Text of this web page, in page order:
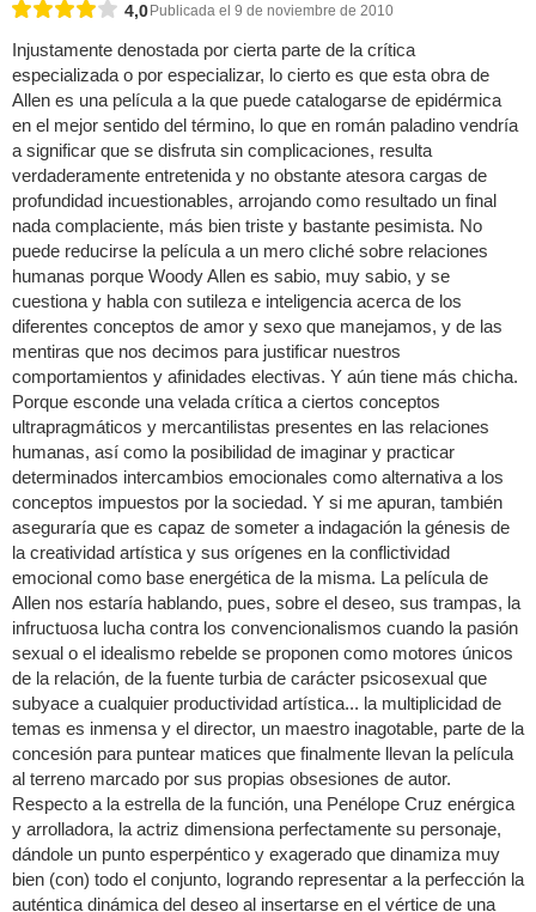
4,0 Publicada el 9 de noviembre de 2010
Injustamente denostada por cierta parte de la crítica
especializada o por especializar, lo cierto es que esta obra de
Allen es una película a la que puede catalogarse de epidérmica
en el mejor sentido del término, lo que en román paladino vendría
a significar que se disfruta sin complicaciones, resulta
verdaderamente entretenida y no obstante atesora cargas de
profundidad incuestionables, arrojando como resultado un final
nada complaciente, más bien triste y bastante pesimista. No
puede reducirse la película a un mero cliché sobre relaciones
humanas porque Woody Allen es sabio, muy sabio, y se
cuestiona y habla con sutileza e inteligencia acerca de los
diferentes conceptos de amor y sexo que manejamos, y de las
mentiras que nos decimos para justificar nuestros
comportamientos y afinidades electivas. Y aún tiene más chicha.
Porque esconde una velada crítica a ciertos conceptos
ultrapragmáticos y mercantilistas presentes en las relaciones
humanas, así como la posibilidad de imaginar y practicar
determinados intercambios emocionales como alternativa a los
conceptos impuestos por la sociedad. Y si me apuran, también
aseguraría que es capaz de someter a indagación la génesis de
la creatividad artística y sus orígenes en la conflictividad
emocional como base energética de la misma. La película de
Allen nos estaría hablando, pues, sobre el deseo, sus trampas, la
infructuosa lucha contra los convencionalismos cuando la pasión
sexual o el idealismo rebelde se proponen como motores únicos
de la relación, de la fuente turbia de carácter psicosexual que
subyace a cualquier productividad artística... la multiplicidad de
temas es inmensa y el director, un maestro inagotable, parte de la
concesión para puntear matices que finalmente llevan la película
al terreno marcado por sus propias obsesiones de autor.
Respecto a la estrella de la función, una Penélope Cruz enérgica
y arrolladora, la actriz dimensiona perfectamente su personaje,
dándole un punto esperpéntico y exagerado que dinamiza muy
bien (con) todo el conjunto, logrando representar a la perfección la
auténtica dinámica del deseo al insertarse en el vértice de una